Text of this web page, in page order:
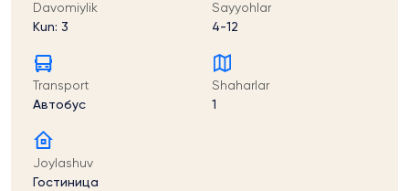
Davomiylik
Kun: 3
Sayyohlar
4-12
Transport
Автобус
Shaharlar
1
Joylashuv
Гостиница